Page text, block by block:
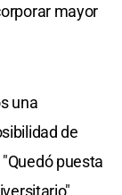
mayor
una
de
puesta